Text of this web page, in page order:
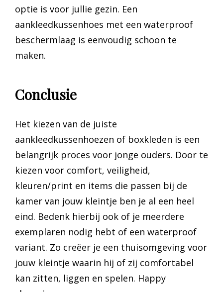
optie is voor jullie gezin. Een
aankleedkussenhoes met een waterproof
beschermlaag is eenvoudig schoon te
maken.
Conclusie
Het kiezen van de juiste
aankleedkussenhoezen of boxkleden is een
belangrijk proces voor jonge ouders. Door te
kiezen voor comfort, veiligheid,
kleuren/print en items die passen bij de
kamer van jouw kleintje ben je al een heel
eind. Bedenk hierbij ook of je meerdere
exemplaren nodig hebt of een waterproof
variant. Zo creëer je een thuisomgeving voor
jouw kleintje waarin hij of zij comfortabel
kan zitten, liggen en spelen. Happy